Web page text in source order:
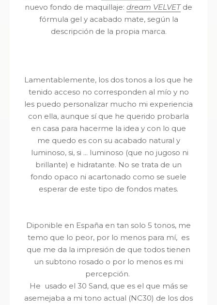
nuevo fondo de maquillaje: dream VELVETde
fórmula gel y acabado mate, según la
descripción de la propia marca.
Lamentablemente, los dos tonos a los que he
tenido acceso no corresponden al mío y no
les puedo personalizar mucho mi experiencia
con ella, aunque sí que he querido probarla
en casa para hacerme la idea y con lo que
me quedo es con su acabado natural y
luminoso, si, si ... luminoso (que no jugoso ni
brillante) e hidratante. No se trata de un
fondo opaco ni acartonado como se suele
esperar de este tipo de fondos mates.
Diponible en España en tan solo 5 tonos, me
temo que lo peor, por lo menos para mí, es
que me da la impresión de que todos tienen
un subtono rosado o por lo menos es mi
percepción.
He usado el 30 Sand, que es el que más se
asemejaba a mi tono actual (NC30) de los dos